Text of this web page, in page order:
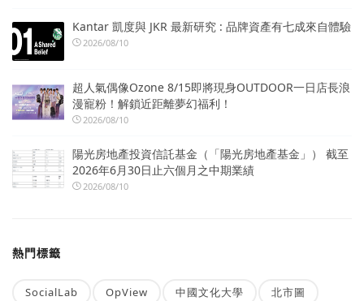
Kantar 凱度與 JKR 最新研究 : 品牌資產有七成來自體驗
2026/08/10
超人氣偶像Ozone 8/15即將現身OUTDOOR一日店長浪
漫寵粉！解鎖近距離夢幻福利！
2026/08/10
陽光房地產投資信託基金（「陽光房地產基金」） 截至
2026年6月30日止六個月之中期業績
2026/08/10
熱門標籤
SocialLab OpView 中國文化大學 北市圖